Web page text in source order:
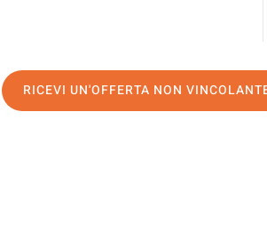
RICEVI UN'OFFERTA NON